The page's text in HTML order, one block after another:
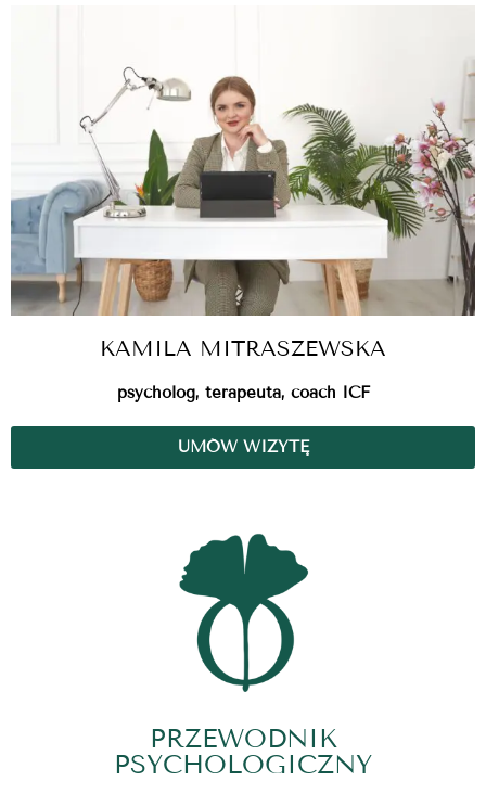
KAMILA MITRASZEWSKA
psycholog, terapeuta, coach ICF
UMÓW WIZYTĘ
PRZEWODNIK
PSYCHOLOGICZNY